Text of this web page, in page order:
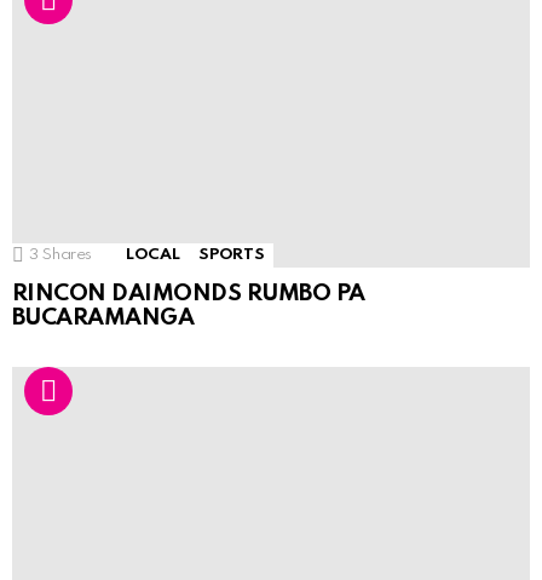
3 Shares LOCAL SPORTS
RINCON DAIMONDS RUMBO PA
BUCARAMANGA